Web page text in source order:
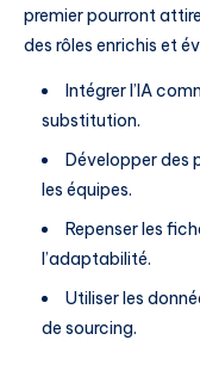
premier pourront
des rôles enrichis et
Intégrer l’IA
substitution.
Développer des
les équipes.
Repenser les
l’adaptabilité.
Utiliser les
de sourcing.